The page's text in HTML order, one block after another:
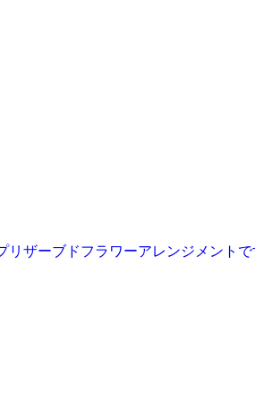
リザーブドフラワーアレンジメント